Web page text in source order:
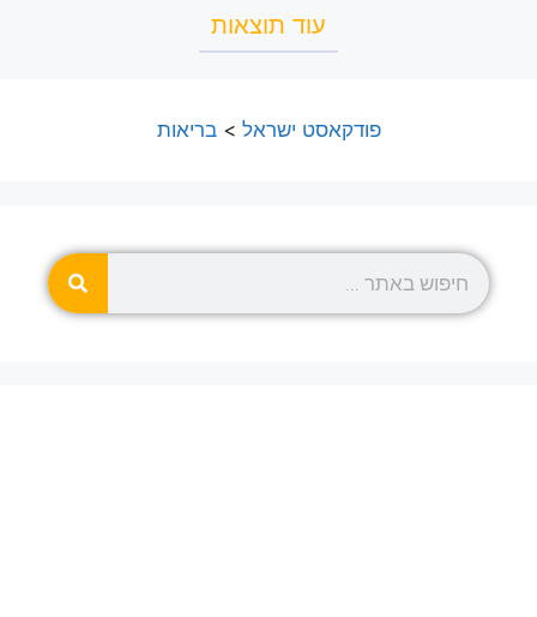
עוד תוצאות
פודקאסט ישראל >בריאות